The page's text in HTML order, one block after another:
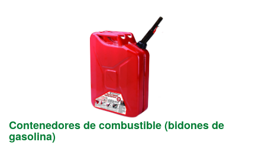
Contenedores de combustible (bidones de
gasolina)